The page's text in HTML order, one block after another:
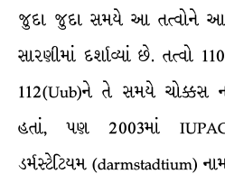
જુદા જુદા સમયે આ તત્વોને
સારણીમાં દર્શાવ્યાં છે. તત્વો
112(Uub)ને તે સમયે ચોક્કસ
હતાં, પણ 2003માં
ડર્મસ્ટેટિયમ (darmstadtium)